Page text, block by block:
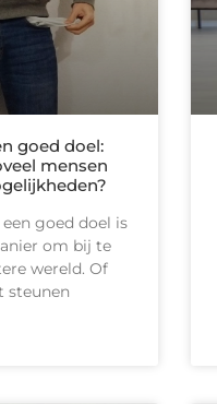
goed doel:
mensen
goed doel is
om bij te
wereld. Of
steunen